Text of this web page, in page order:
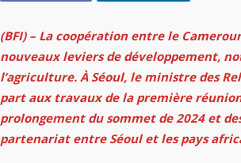
(BFI) – La coopération entre le
nouveaux leviers de développement,
l’agriculture. À Séoul, le ministre des
part aux travaux de la première
prolongement du sommet de 2024 et
partenariat entre Séoul et les pays